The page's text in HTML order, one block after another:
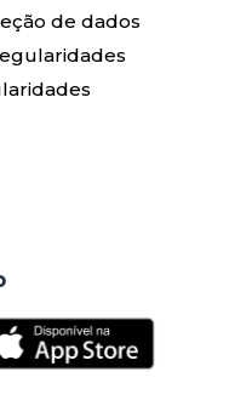
de dados